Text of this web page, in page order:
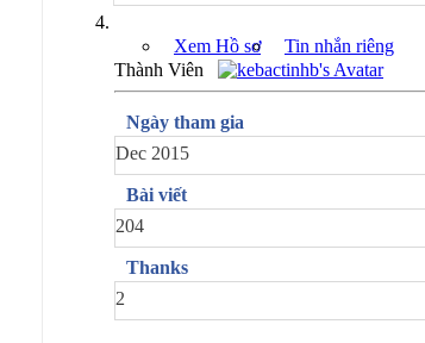
Xem Hồ sơ
Tin nhắn riêng
Thành Viên
Ngày tham gia
Dec 2015
Bài viết
204
Thanks
2